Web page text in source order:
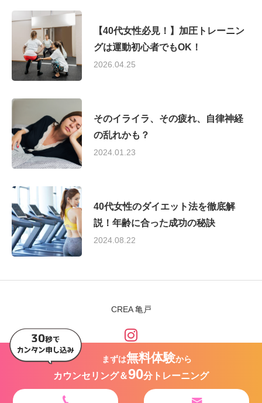
【40代女性必見！】加圧トレーニン
グは運動初心者でもOK！
2026.04.25
そのイライラ、その疲れ、自律神経
の乱れかも？
2024.01.23
40代女性のダイエット法を徹底解
説！年齢に合った成功の秘訣
2024.08.22
CREA 亀戸
Copyright © 2023 CREA 亀戸
まずは無料体験から
カウンセリング＆90分トレーニング